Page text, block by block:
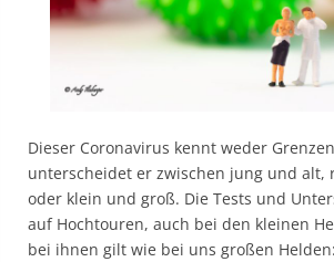
Dieser Coronavirus kennt weder
unterscheidet er zwischen jung und alt,
oder klein und groß. Die Tests und
auf Hochtouren, auch bei den kleinen
bei ihnen gilt wie bei uns großen